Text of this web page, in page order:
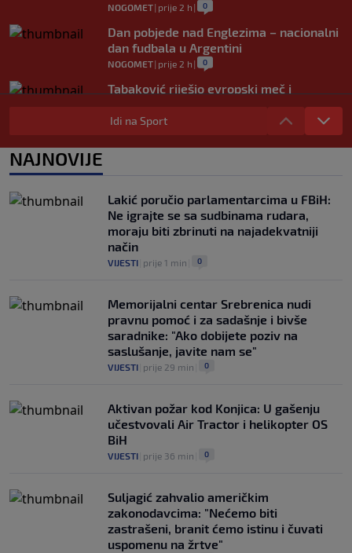
NOGOMET| prije 2 h | 0
Dan pobjede nad Englezima – nacionalni
dan fudbala u Argentini
NOGOMET| prije 2 h | 0
Tabaković riješio evropski meč i
Salzburgu donio pobjedu (VIDEO)
NOGOMET|6. aug.
Allah, Allah, Allah, Allah… Mohamed
Idi na Sport
NAJNOVIJE
Lakić poručio parlamentarcima u FBiH:
Ne igrajte se sa sudbinama rudara,
moraju biti zbrinuti na najadekvatniji
način
VIJESTI prije 1 min 0
Memorijalni centar Srebrenica nudi
pravnu pomoć i za sadašnje i bivše
saradnike: "Ako dobijete poziv na
saslušanje, javite nam se"
VIJESTI prije 29 min 0
Aktivan požar kod Konjica: U gašenju
učestvovali Air Tractor i helikopter OS
BiH
VIJESTI prije 36 min 0
Suljagić zahvalio američkim
zakonodavcima: "Nećemo biti
zastrašeni, branit ćemo istinu i čuvati
uspomenu na žrtve"